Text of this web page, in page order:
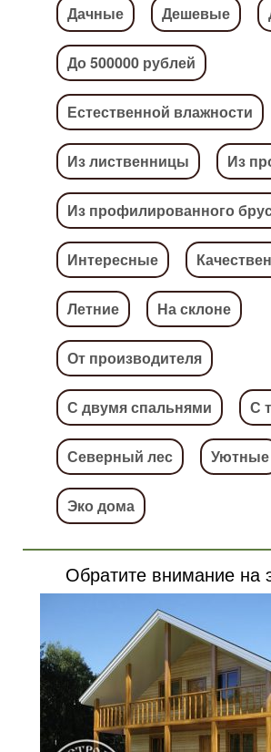
Дачные Дешевые
До 500000 рублей
Естественной влажности
Из лиственницы Из
Из профилированного
Интересные
Летние На склоне
От производителя
С двумя спальнями С
Северный лес Уютные
Эко дома
Обратите внимание на